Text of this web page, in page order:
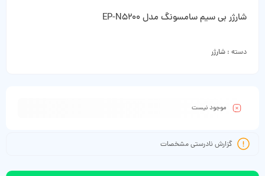
شارژر بی سیم سامسونگ مدل EP-N5200
دسته : شارژر
موجود نیست
گزارش نادرستی مشخصات